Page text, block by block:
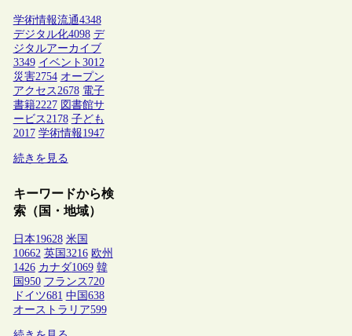
学術情報流通4348
デジタル化4098 デ
ジタルアーカイブ
3349 イベント 3012
災害2754 オープン
アクセス 2678 電子
書籍2227 図書館サ
ービス 2178 子ども
2017 学術情報1947
続きを見る
キーワードから検
索（国・地域）
日本19628 米国
10662 英国 3216 欧州
1426 カナダ1069 韓
国 950 フランス 720
ドイツ681 中国 638
オーストラリア599